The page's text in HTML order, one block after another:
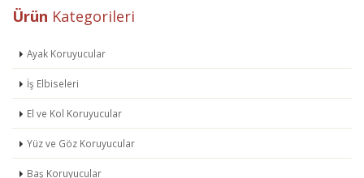
Ürün Kategorileri
Ayak Koruyucular
İş Elbiseleri
El ve Kol Koruyucular
Yüz ve Göz Koruyucular
Baş Koruyucular